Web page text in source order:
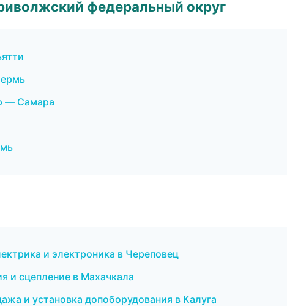
федеральный округ
— Самара
и электроника в Череповец
и сцепление в Махачкала
и установка допоборудования в Калуга